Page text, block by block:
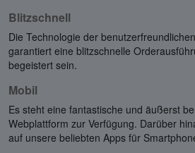
Blitzschnell
Die Technologie der
garantiert eine blitzschnelle
begeistert sein.
Mobil
Es steht eine fantastische und äußerst
Webplattform zur Verfügung. Darüber
auf unsere beliebten Apps für